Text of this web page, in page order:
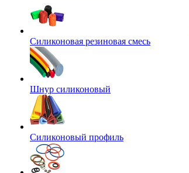
Силиконовая резиновая смесь
Шнур силиконовый
Силиконовый профиль